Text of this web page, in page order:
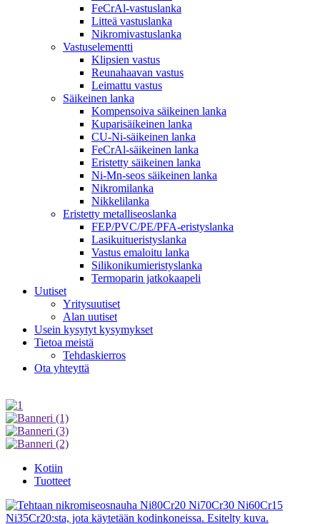
FeCrAl-vastuslanka
Litteä vastuslanka
Nikromivastuslanka
Vastuselementti
Klipsien vastus
Reunahaavan vastus
Leimattu vastus
Säikeinen lanka
Kompensoiva säikeinen lanka
Kuparisäikeinen lanka
CU-Ni-säikeinen lanka
FeCrAl-säikeinen lanka
Eristetty säikeinen lanka
Ni-Mn-seos säikeinen lanka
Nikromilanka
Nikkelilanka
Eristetty metalliseoslanka
FEP/PVC/PE/PFA-eristyslanka
Lasikuitueristyslanka
Vastus emaloitu lanka
Silikonikumieristyslanka
Termoparin jatkokaapeli
Uutiset
Yritysuutiset
Alan uutiset
Usein kysytyt kysymykset
Tietoa meistä
Tehdaskierros
Ota yhteyttä
Kotiin
Tuotteet